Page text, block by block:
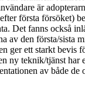
är
första försöket)
Det fanns också
av den första/sista
ger ett starkt bevis
ny teknik/tjänst har
av både